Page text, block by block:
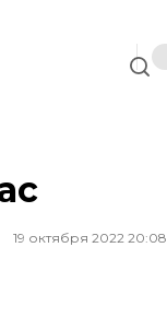
19 октября 2022 20:08